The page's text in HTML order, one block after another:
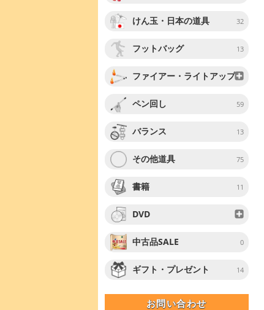
けん玉・日本の道具 32
フットバッグ 13
ファイアー・ライトアップ
ペン回し 59
バランス 13
その他道具 75
書籍 11
DVD
中古品SALE 0
ギフト・プレゼント 14
お問い合わせ